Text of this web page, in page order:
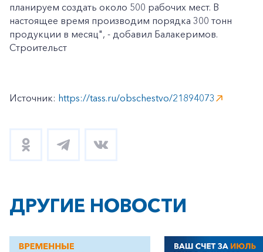
планируем создать около 500 рабочих мест. В
настоящее время производим порядка 300 тонн
продукции в месяц", - добавил Балакеримов.
Строительст
Источник: https://tass.ru/obschestvo/21894073
ДРУГИЕ НОВОСТИ